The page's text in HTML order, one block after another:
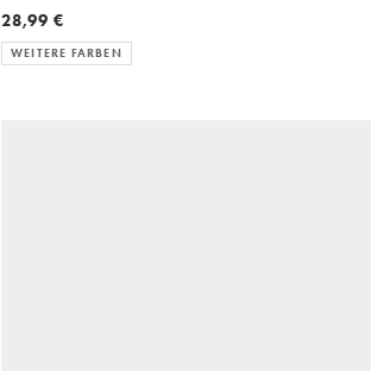
28,99 €
WEITERE FARBEN